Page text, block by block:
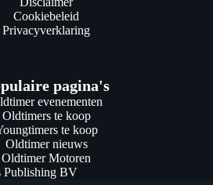
Cookiebeleid
Privacyverklaring
pagina's
evenementen
Oldtimers te koop
te koop
Oldtimer nieuws
Oldtimer Motoren
Publishing BV